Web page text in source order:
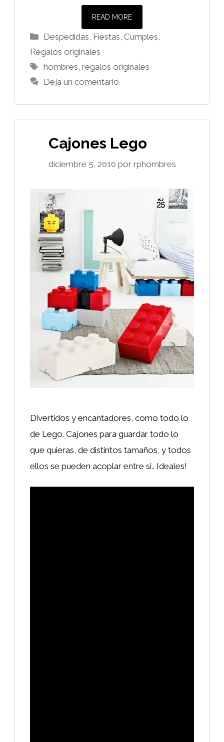
READ MORE
Categorías
Despedidas, Fiestas, Cumples
Regalos originales
Etiquetas
hombres ,regalos originales
Deja un comentario
Cajones Lego
diciembre 5, 2010 por rphombres
Divertidos y encantadores, como todo lo
de Lego. Cajones para guardar todo lo
que quieras, de distintos tamaños, y todos
ellos se pueden acoplar entre si.. Ideales!